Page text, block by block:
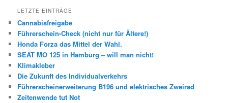
LETZTE EINTRÄGE
Cannabisfreigabe
Führerschein-Check (nicht nur für Ältere!)
Honda Forza das Mittel der Wahl.
SEAT MO 125 in Hamburg – will man nicht!
Klimakleber
Die Zukunft des Individualverkehrs
Führerscheinerweiterung B196 und elektrisches Zweirad
Zeitenwende tut Not